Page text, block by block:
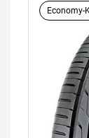
Economy-